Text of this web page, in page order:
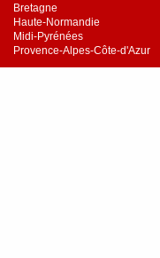
Bretagne
Haute-Normandie
Midi-Pyrénées
Provence-Alpes-Côte-d'Azur